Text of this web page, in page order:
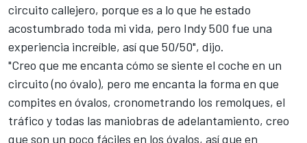
circuito callejero, porque es a lo que he estado
acostumbrado toda mi vida, pero Indy 500 fue una
experiencia increíble, así que 50/50", dijo.
"Creo que me encanta cómo se siente el coche en un
circuito (no óvalo), pero me encanta la forma en que
compites en óvalos, cronometrando los remolques, el
tráfico y todas las maniobras de adelantamiento, creo
que son un poco fáciles en los óvalos, así que en